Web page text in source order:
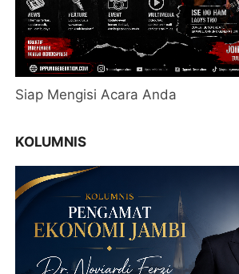
Siap Mengisi Acara Anda
KOLUMNIS